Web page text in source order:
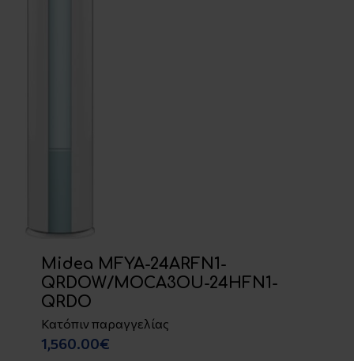
Midea MFYA-24ARFN1-
QRDOW/MOCA3OU-24HFN1-
QRDO
Κατόπιν παραγγελίας
1,560.00€